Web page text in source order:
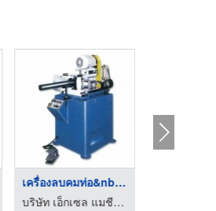
เครื่องลบคมท่อ&nbsp;YU-60 ...
บริษัท เอ็กเซล แมชีน เทค จำกัด